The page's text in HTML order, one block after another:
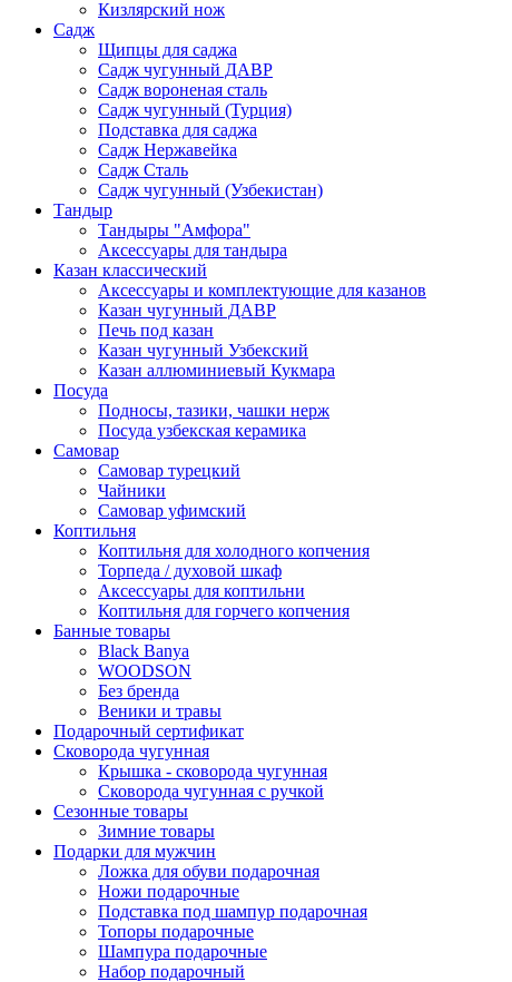
Кизлярский нож
Садж
Щипцы для саджа
Садж чугунный ДАВР
Садж вороненая сталь
Садж чугунный (Турция)
Подставка для саджа
Садж Нержавейка
Садж Сталь
Садж чугунный (Узбекистан)
Тандыр
Тандыры "Амфора"
Аксессуары для тандыра
Казан классический
Аксессуары и комплектующие для казанов
Казан чугунный ДАВР
Печь под казан
Казан чугунный Узбекский
Казан аллюминиевый Кукмара
Посуда
Подносы, тазики, чашки нерж
Посуда узбекская керамика
Самовар
Самовар турецкий
Чайники
Самовар уфимский
Коптильня
Коптильня для холодного копчения
Торпеда / духовой шкаф
Аксессуары для коптильни
Коптильня для горчего копчения
Банные товары
Black Banya
WOODSON
Без бренда
Веники и травы
Подарочный сертификат
Сковорода чугунная
Крышка - сковорода чугунная
Сковорода чугунная с ручкой
Сезонные товары
Зимние товары
Подарки для мужчин
Ложка для обуви подарочная
Ножи подарочные
Подставка под шампур подарочная
Топоры подарочные
Шампура подарочные
Набор подарочный